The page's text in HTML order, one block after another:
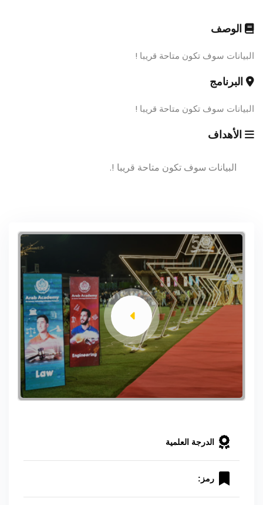
الوصف
البيانات سوف تكون متاحة قريبا !
البرنامج
البيانات سوف تكون متاحة قريبا !
الأهداف
البيانات سوف تكون متاحة قريبا !.
الدرجة العلمية
رمز: